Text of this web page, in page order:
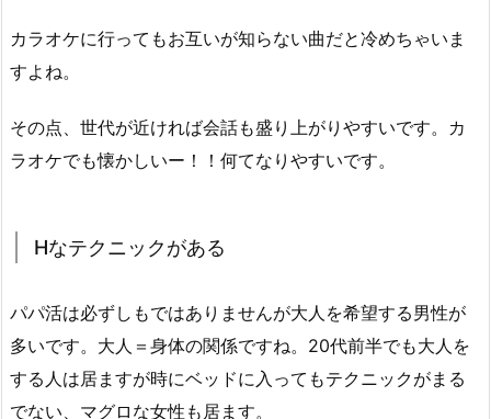
カラオケに行ってもお互いが知らない曲だと冷めちゃいま
すよね。
その点、世代が近ければ会話も盛り上がりやすいです。カ
ラオケでも懐かしいー！！何てなりやすいです。
Hなテクニックがある
パパ活は必ずしもではありませんが大人を希望する男性が
多いです。大人＝身体の関係ですね。20代前半でも大人を
する人は居ますが時にベッドに入ってもテクニックがまる
でない、マグロな女性も居ます。